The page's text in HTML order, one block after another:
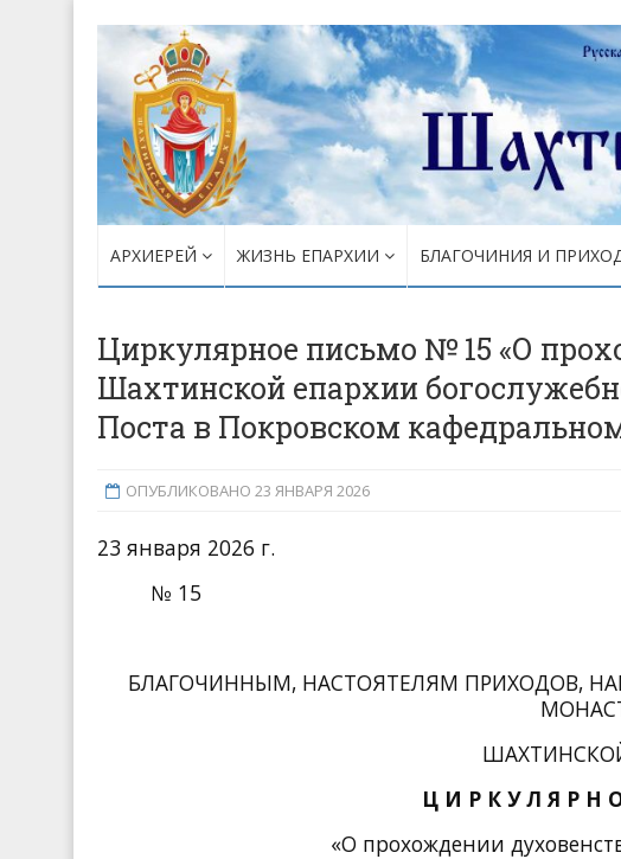
АРХИЕРЕЙ ЖИЗНЬ ЕПАРХИИ БЛАГОЧИНИЯ И
Циркулярное письмо № 15 «О
Шахтинской епархии
Поста в Покровском
ОПУБЛИКОВАНО 23 ЯНВАРЯ 2026
23 января 2026 г.
№ 15
БЛАГОЧИННЫМ, НАСТОЯТЕЛЯМ ПРИХОДОВ,
Ц И Р К У Л Я Р
«О прохождении